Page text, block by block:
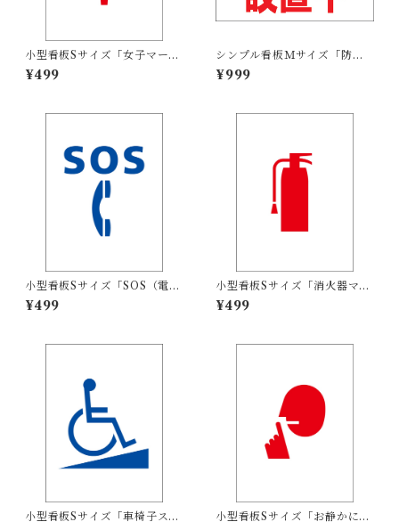
小型看板Sサイズ「女子マーク
（赤）」 屋外可【その他・マ
ーク】
¥499
シンプル看板Ｍサイズ「防犯
装置作動中」【防犯・防災】
屋外可
¥999
小型看板Sサイズ「SOS（電
話）マーク（青）」 屋外可
【その他・マーク】
¥499
小型看板Sサイズ「消火器マー
ク（赤）」 屋外可【その他・
マーク】
¥499
小型看板Sサイズ「車椅子スロ 小型看板Sサイズ「お静かにマ